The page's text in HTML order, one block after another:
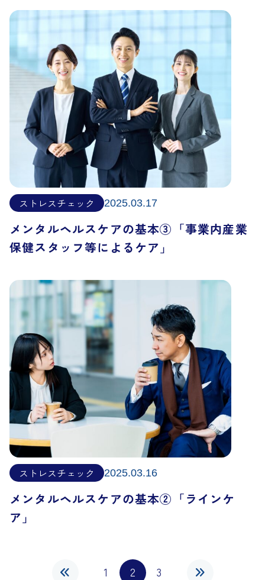
ストレスチェック 2025.03.17
メンタルヘルスケアの基本③「事業内産業
保健スタッフ等によるケア」
ストレスチェック 2025.03.16
メンタルヘルスケアの基本②「ラインケ
ア」
1 2 3